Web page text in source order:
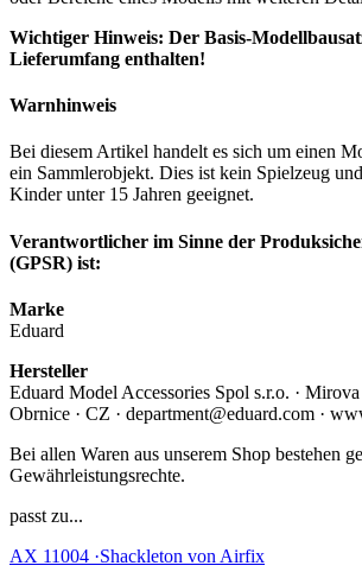
Wichtiger Hinweis: Der Basis-
Lieferumfang enthalten!
Warnhinweis
Bei diesem Artikel handelt es sich um einen
ein Sammlerobjekt. Dies ist kein Spielzeug
Kinder unter 15 Jahren geeignet.
Verantwortlicher im Sinne der
(GPSR) ist:
Marke
Eduard
Hersteller
Eduard Model Accessories Spol s.r.o. · Mirova
Obrnice · CZ · department@eduard.com ·
Bei allen Waren aus unserem Shop bestehen
Gewährleistungsrechte.
passt zu...
AX 11004 ·Shackleton von Airfix